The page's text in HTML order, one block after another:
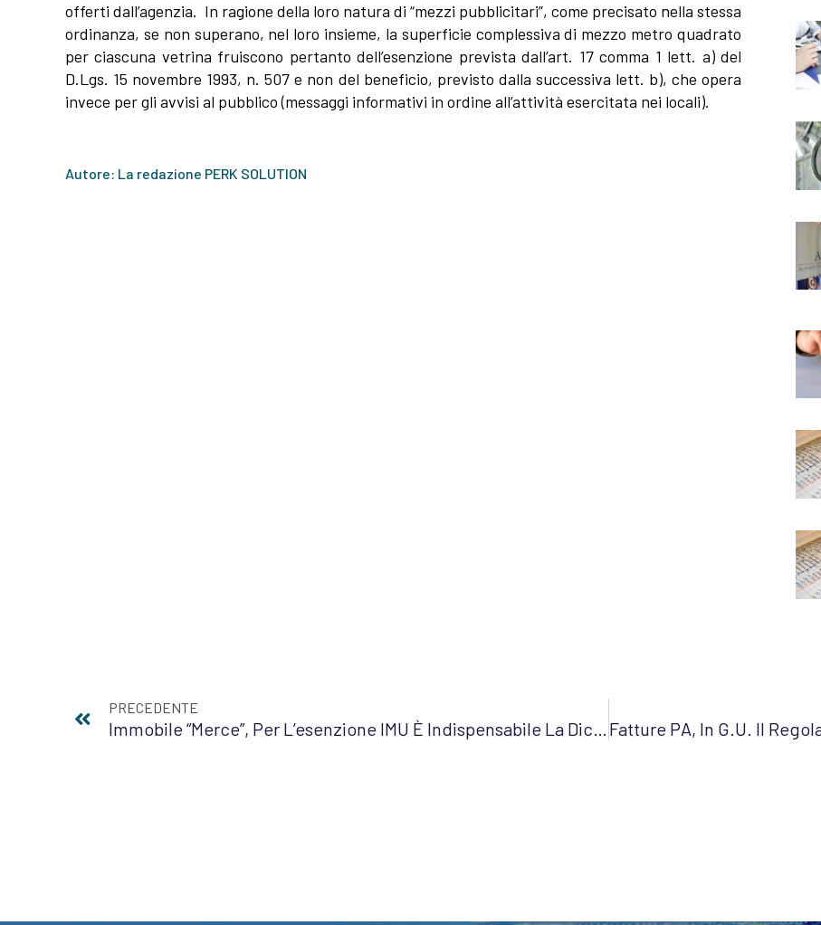
offerti dall’agenzia. In ragione della loro natura di “mezzi pubblicitari”, come precisato nella stessa
ordinanza, se non superano, nel loro insieme, la superficie complessiva di mezzo metro quadrato
per ciascuna vetrina fruiscono pertanto dell’esenzione prevista dall’art. 17 comma 1 lett. a) del
D.Lgs. 15 novembre 1993, n. 507 e non del beneficio, previsto dalla successiva lett. b), che opera
invece per gli avvisi al pubblico (messaggi informativi in ordine all’attività esercitata nei locali).
Autore: La redazione PERK SOLUTION
PRECEDENTE
Immobile “merce”, Per L’esenzione IMU È Indispensabile La Dichiarazione